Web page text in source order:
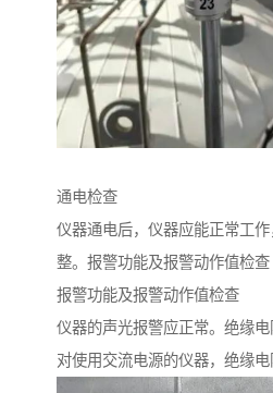
通电检查
仪器通电后，仪器应能正常工
整。报警功能及报警动作值检查
报警功能及报警动作值检查
仪器的声光报警应正常。绝缘电
对使用交流电源的仪器，绝缘电